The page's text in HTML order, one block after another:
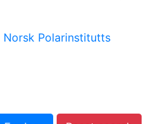
Norsk Polarinstitutts